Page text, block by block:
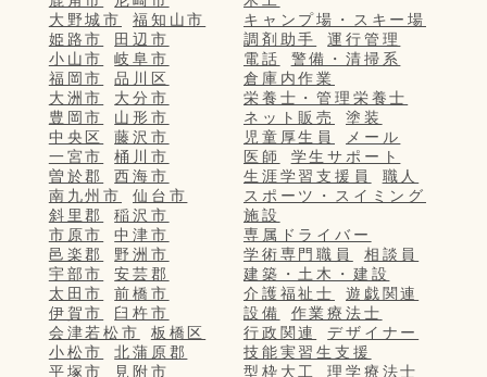
大野城市
福知山市
姫路市
田辺市
小山市
岐阜市
福岡市
品川区
大洲市
大分市
豊岡市
山形市
中央区
藤沢市
一宮市
桶川市
曽於郡
西海市
南九州市
仙台市
斜里郡
稲沢市
市原市
中津市
邑楽郡
野洲市
宇部市
安芸郡
太田市
前橋市
伊賀市
臼杵市
会津若松市
板橋区
小松市
北蒲原郡
平塚市
見附市
キャンプ場・スキー場
調剤助手
運行管理
電話
警備・清掃系
倉庫内作業
栄養士・管理栄養士
ネット販売
塗装
児童厚生員
メール
医師
学生サポート
生涯学習支援員
職人
スポーツ・スイミング
施設
専属ドライバー
学術専門職員
相談員
建築・土木・建設
介護福祉士
遊戯関連
設備
作業療法士
行政関連
デザイナー
技能実習生支援
型枠大工
理学療法士